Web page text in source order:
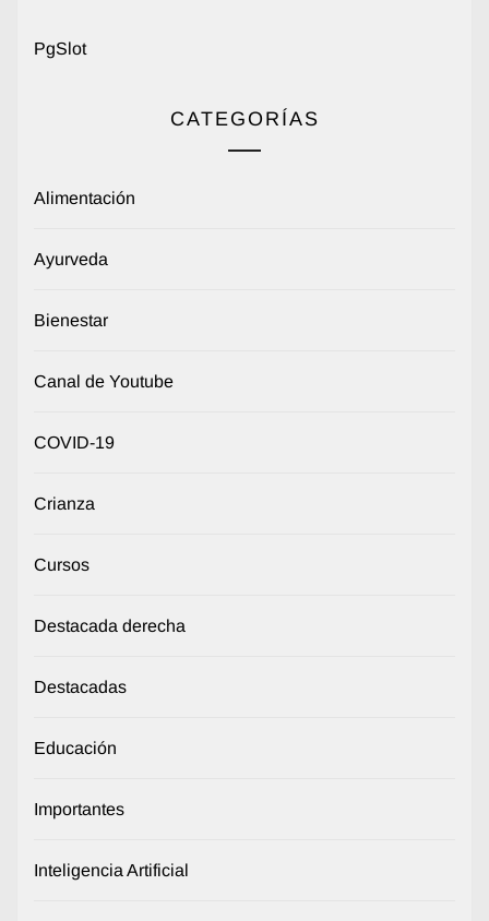
PgSlot
CATEGORÍAS
Alimentación
Ayurveda
Bienestar
Canal de Youtube
COVID-19
Crianza
Cursos
Destacada derecha
Destacadas
Educación
Importantes
Inteligencia Artificial